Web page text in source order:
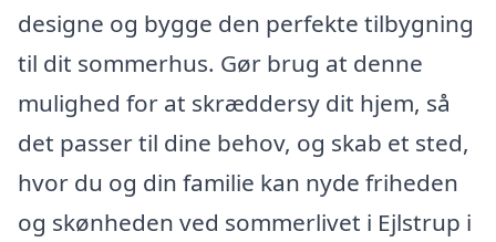
designe og bygge den perfekte tilbygning
til dit sommerhus. Gør brug at denne
mulighed for at skræddersy dit hjem, så
det passer til dine behov, og skab et sted,
hvor du og din familie kan nyde friheden
og skønheden ved sommerlivet i Ejlstrup i